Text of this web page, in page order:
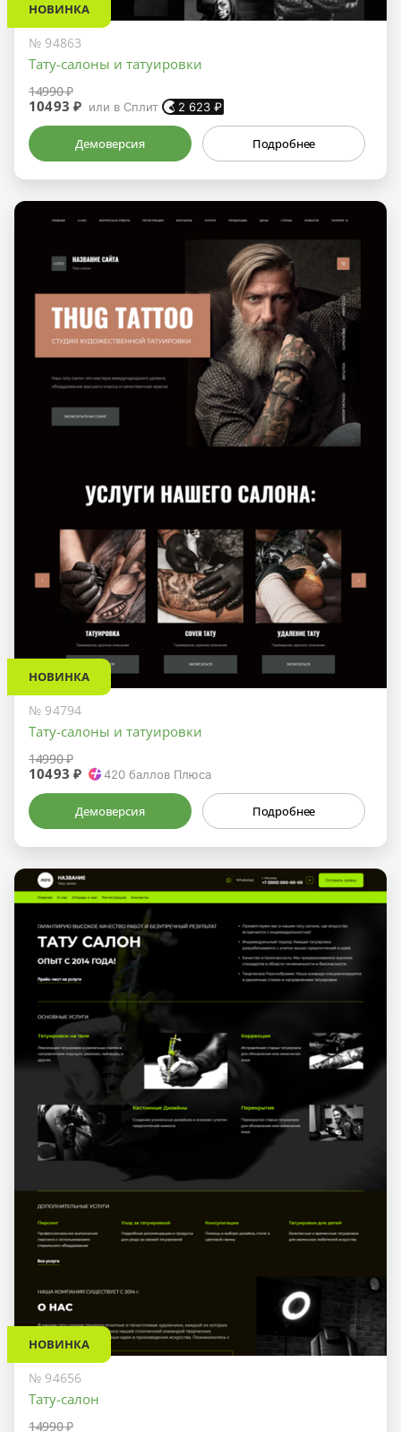
НОВИНКА
№ 94863
Тату-салоны и татуировки
14990 ₽
10493 ₽ или в Сплит 2 623 ₽
Демоверсия Подробнее
НОВИНКА
№ 94794
Тату-салоны и татуировки
14990 ₽
10493 ₽ 420 баллов Плюса
Демоверсия Подробнее
НОВИНКА
№ 94656
Тату-салон
14990 ₽